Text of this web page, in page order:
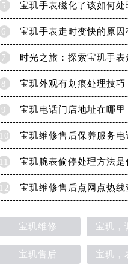
5
6
7
8
9 宝玑电话门店地址在哪里
宝玑维修售后点网点热线
宝玑维修 宝玑，
宝玑售后 宝玑，